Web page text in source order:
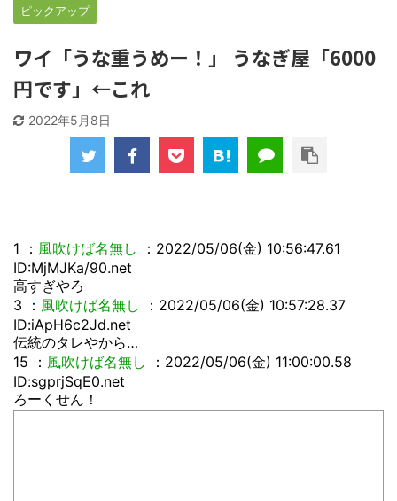
ピックアップ
ワイ「うな重うめー！」 うなぎ屋「6000
円です」←これ
2022年5月8日
1 ： 風吹けば名無し ：2022/05/06(金) 10:56:47.61
ID:MjMJKa/90.net
高すぎやろ
3 ： 風吹けば名無し ：2022/05/06(金) 10:57:28.37
ID:iApH6c2Jd.net
伝統のタレやから…
15 ： 風吹けば名無し ：2022/05/06(金) 11:00:00.58
ID:sgprjSqE0.net
ろーくせん！